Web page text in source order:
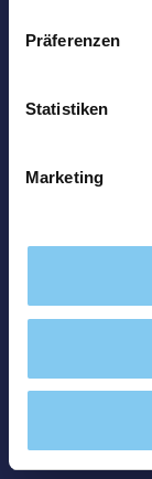
Präferenzen
Statistiken
Marketing